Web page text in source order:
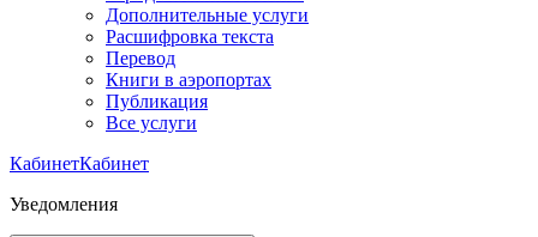
Дополнительные услуги
Расшифровка текста
Перевод
Книги в аэропортах
Публикация
Все услуги
КабинетКабинет
Уведомления